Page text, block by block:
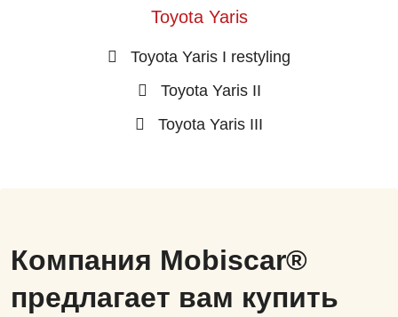
Toyota Yaris
Toyota Yaris I restyling
Toyota Yaris II
Toyota Yaris III
Компания Mobiscar®
предлагает вам купить